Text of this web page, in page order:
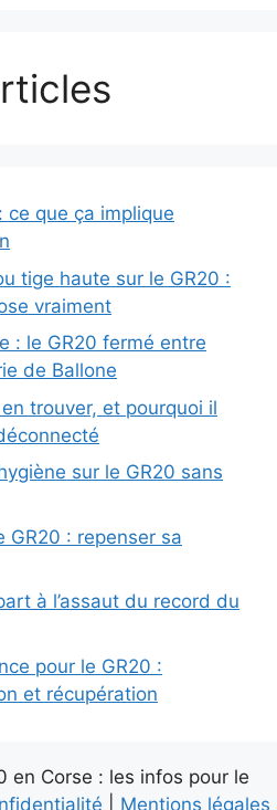
ce que ça implique
tige haute sur le GR20 :
vraiment
: le GR20 fermé entre
de Ballone
trouver, et pourquoi il
sur le GR20 sans
GR20 : repenser sa
à l’assaut du record du
pour le GR20 :
et récupération
en Corse : les infos pour le
Mentions légales